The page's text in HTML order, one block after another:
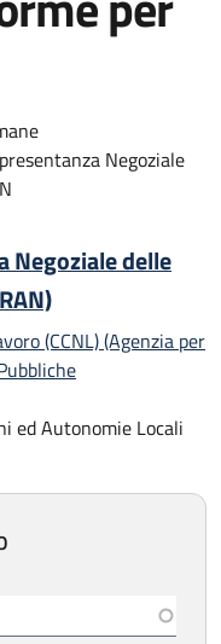
Negoziale
Negoziale delle
(CCNL) (Agenzia per
ed Autonomie Locali